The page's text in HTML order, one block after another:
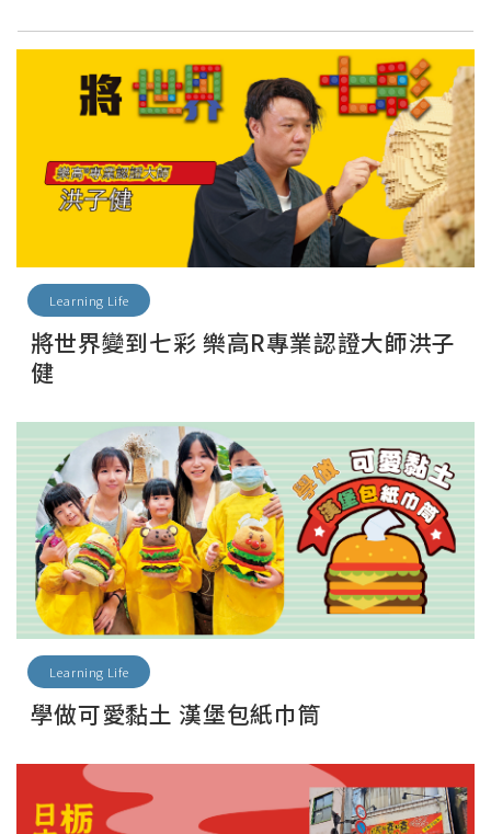
Learning Life
將世界變到七彩 樂高R專業認證大師洪子
健
Learning Life
學做可愛黏土 漢堡包紙巾筒